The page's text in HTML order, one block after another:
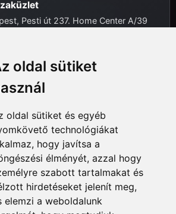
oldal sütiket
oldal sütiket és egyéb
technológiákat
hogy javítsa a
élményét, azzal hogy
szabott tartalmakat és
hirdetéseket jelenít meg,
elemzi a weboldalunk
Pesti út 237. Home Center A/39
16:30
7969
Kft.
13828222-2-42
01-09-875386